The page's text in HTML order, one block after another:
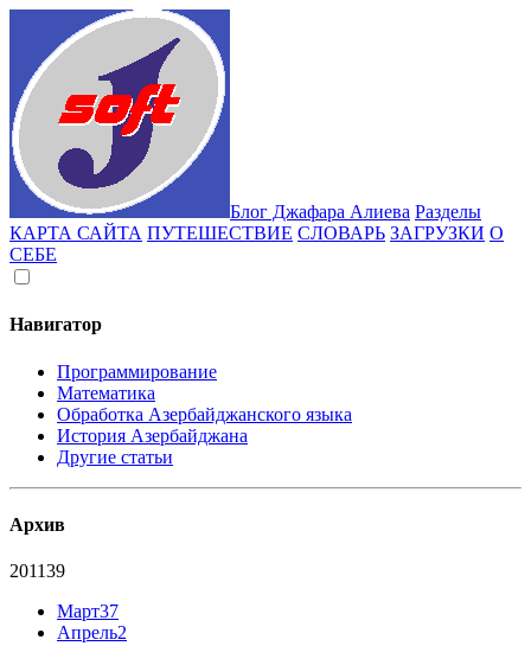
Блог Джафара Алиева Разделы
КАРТА САЙТА ПУТЕШЕСТВИЕ СЛОВАРЬ ЗАГРУЗКИ О
СЕБЕ
Навигатор
Программирование
Математика
Обработка Азербайджанского языка
История Азербайджана
Другие статьи
Архив
201139
Март37
Апрель2